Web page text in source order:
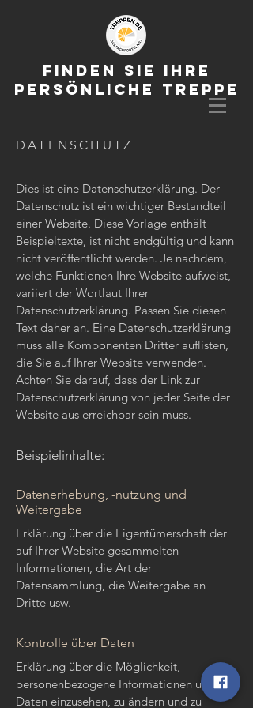
Finden Sie ihre
persönliche Treppe
DATENSCHUTZ
Dies ist eine Datenschutzerklärung. Der
Datenschutz ist ein wichtiger Bestandteil
einer Website. Diese Vorlage enthält
Beispieltexte, ist nicht endgültig und kann
nicht veröffentlicht werden. Je nachdem,
welche Funktionen Ihre Website aufweist,
variiert der Wortlaut Ihrer
Datenschutzerklärung. Passen Sie diesen
Text daher an. Eine Datenschutzerklärung
muss alle Komponenten Dritter auflisten,
die Sie auf Ihrer Website verwenden.
Achten Sie darauf, dass der Link zur
Datenschutzerklärung von jeder Seite der
Website aus erreichbar sein muss.
Beispielinhalte:
Datenerhebung, -nutzung und
Weitergabe
Erklärung über die Eigentümerschaft der
auf Ihrer Website gesammelten
Informationen, die Art der
Datensammlung, die Weitergabe an
Dritte usw.
Kontrolle über Daten
Erklärung über die Möglichkeit,
personenbezogene Informationen und
Daten einzusehen, zu ändern und zu